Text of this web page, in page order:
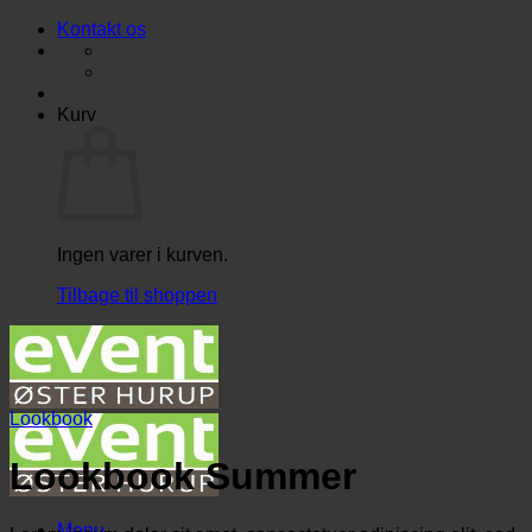
FortsætKontakt os
Kurv
Ingen varer i kurven.
Tilbage til shoppen
Lookbook
Lookbook Summer